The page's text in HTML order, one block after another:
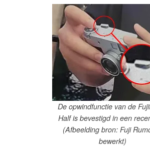
De opwindfunctie van de
Half is bevestigd in een
(Afbeelding bron: Fuji
bewerkt)